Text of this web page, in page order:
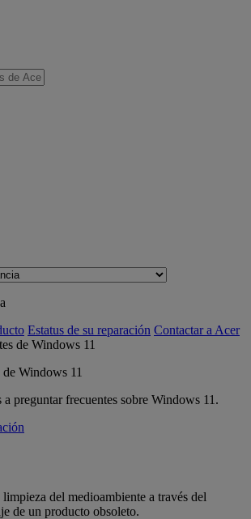
Estatus de su reparación Contactar a Acer
de Windows 11
a preguntar frecuentes sobre Windows 11.
del medioambiente a través del
de un producto obsoleto.